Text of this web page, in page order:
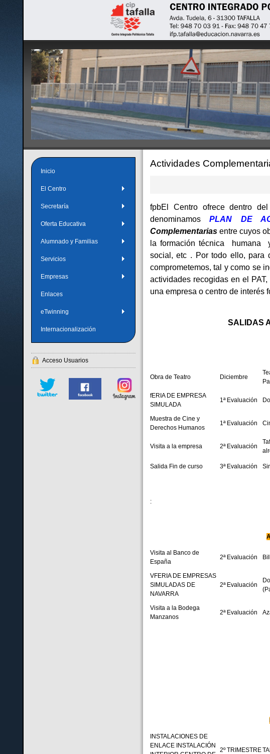
Actividades
fpbEl Centro ofrece dentro
denominamosPLAN DE
Complementariasentre cuyos
la formación técnica humana
social, etc . Por todo ello, para
comprometemos, tal y como se
actividades recogidas en el
una empresa o centro de interés
SALIDAS
Obra de Teatro Diciembre
fERIA DE EMPRESA
SIMULADA
1ª Evaluación
Muestra de Cine y
Derechos Humanos
1ª Evaluación
Visita a la empresa 2ª Evaluación
Salida Fin de curso 3ª Evaluación
:
Visita al Banco de
España
2ª Evaluación
VFERIA DE EMPRESAS
SIMULADAS DE
NAVARRA
2ª Evaluación
Visita a la Bodega
Manzanos
2ª Evaluación
INSTALACIONES DE
ENLACE INSTALACIÓN
2º TRIMESTRE
Inicio
El Centro
Secretaría
Oferta Educativa
Alumnado y Familias
Servicios
Empresas
Enlaces
eTwinning
Internacionalización
Acceso Usuarios